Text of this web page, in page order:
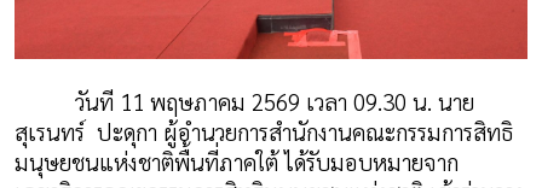
วันที่ 11 พฤษภาคม 2569 เวลา 09.30 น. นาย
สุเรนทร์ ปะดุกา ผู้อำนวยการสำนักงานคณะกรรมการสิทธิ
มนุษยชนแห่งชาติพื้นที่ภาคใต้ ได้รับมอบหมายจาก